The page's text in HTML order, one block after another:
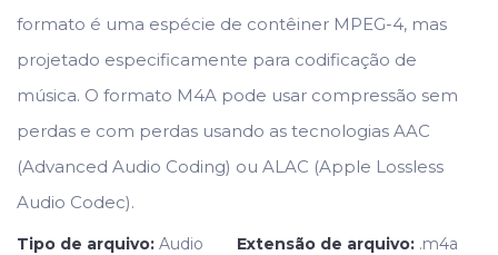
formato é uma espécie de contêiner MPEG-4, mas
projetado especificamente para codificação de
música. O formato M4A pode usar compressão sem
perdas e com perdas usando as tecnologias AAC
(Advanced Audio Coding) ou ALAC (Apple Lossless
Audio Codec).
Tipo de arquivo: Audio Extensão de arquivo: .m4a